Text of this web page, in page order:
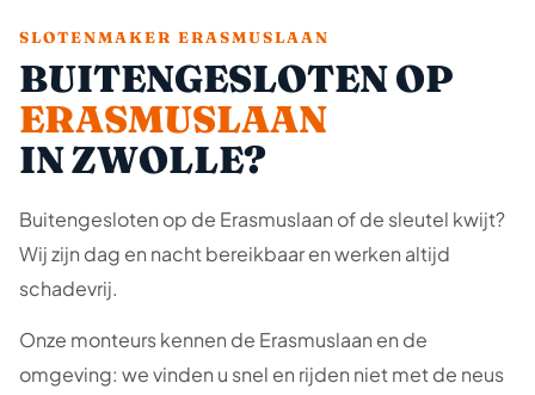
SLOTENMAKER ERASMUSLAAN
BUITENGESLOTEN OP
ERASMUSLAAN
IN ZWOLLE?
Buitengesloten op de Erasmuslaan of de sleutel kwijt?
Wij zijn dag en nacht bereikbaar en werken altijd
schadevrij.
Onze monteurs kennen de Erasmuslaan en de
omgeving: we vinden u snel en rijden niet met de neus